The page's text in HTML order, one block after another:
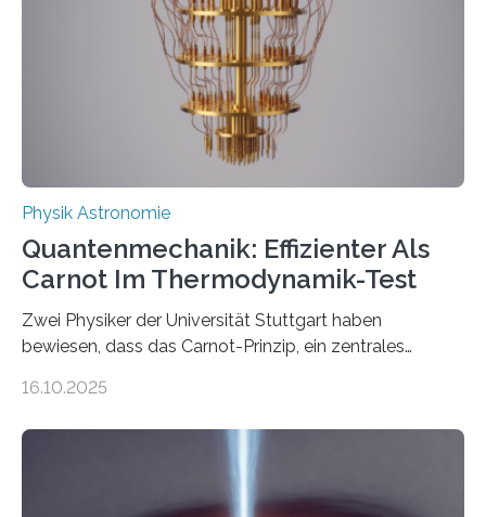
Internationalen Jahr der Quantenwissenschaft und -
technologie ausgerufen hat. Doch nun hat eine
internationale Forschungsgruppe um den
Physik Astronomie
Quantenmechanik: Effizienter Als
Carnot Im Thermodynamik-Test
Zwei Physiker der Universität Stuttgart haben
bewiesen, dass das Carnot-Prinzip, ein zentrales
Größenordnung von Atomen gilt, deren physikalische
Quantenmotoren voranbringen. Das
16.10.2025